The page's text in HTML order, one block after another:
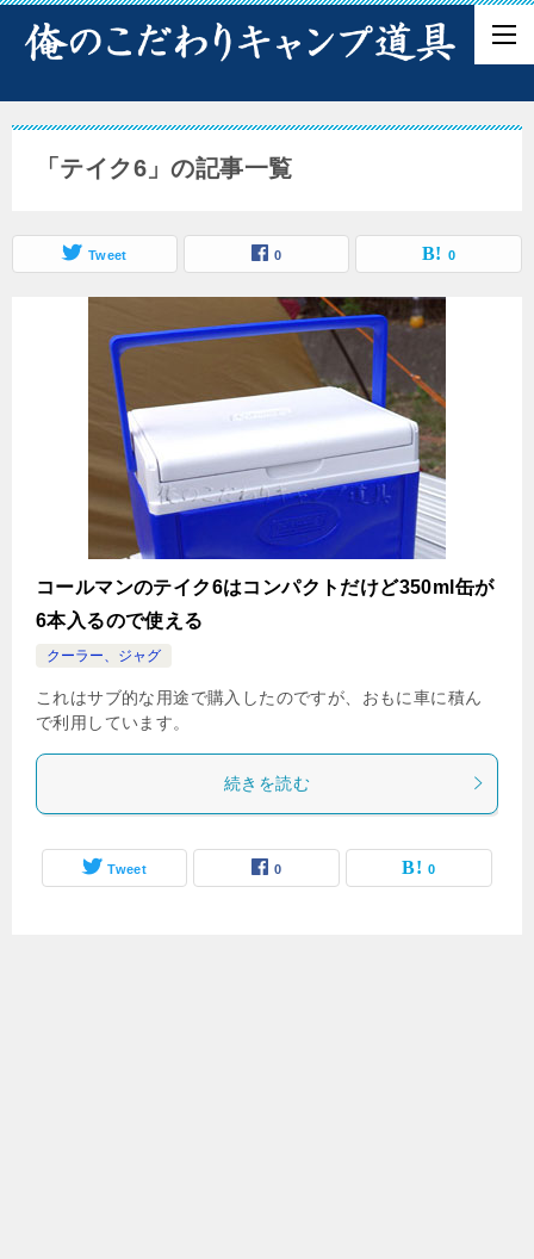
「テイク6」の記事一覧
Tweet 0 0
コールマンのテイク6はコンパクトだけど350ml缶が
6本入るので使える
クーラー、ジャグ
これはサブ的な用途で購入したのですが、おもに車に積ん
で利用しています。
続きを読む
Tweet 0 0